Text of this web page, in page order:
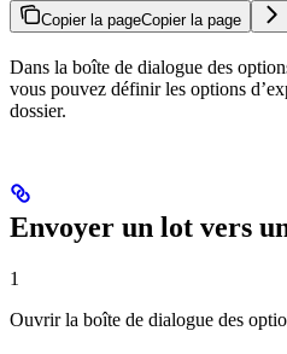
Copier la pageCopier la page
Dans la boîte de dialogue des
vous pouvez définir les options
dossier.
Envoyer un lot vers
1
Ouvrir la boîte de dialogue des